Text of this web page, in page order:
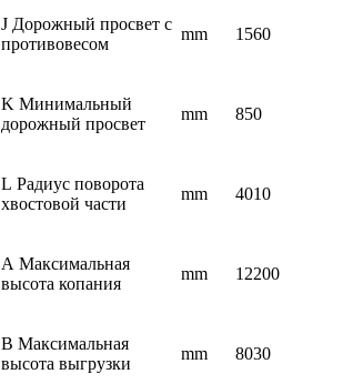
J Дорожный просвет с
противовесом
mm 1560
K Минимальный
дорожный просвет
mm 850
L Радиус поворота
хвостовой части
mm 4010
A Максимальная
высота копания
mm 12200
B Максимальная
высота выгрузки
mm 8030